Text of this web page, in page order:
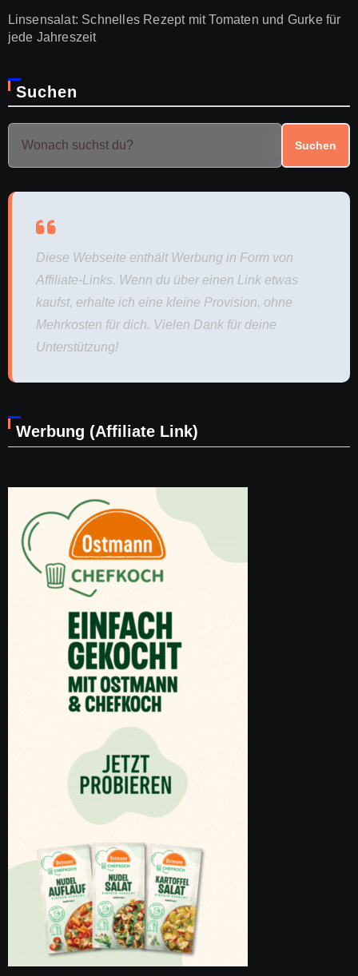
Linsensalat: Schnelles Rezept mit Tomaten und Gurke für
jede Jahreszeit
Suchen
Suchen
Diese Webseite enthält Werbung in Form von
Affiliate-Links. Wenn du über einen Link etwas
kaufst, erhalte ich eine kleine Provision, ohne
Mehrkosten für dich. Vielen Dank für deine
Unterstützung!
Werbung (Affiliate Link)